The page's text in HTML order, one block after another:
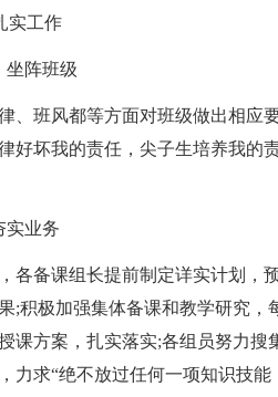
工作
阵班级
班风都等方面对班级做出相应
好坏我的责任，尖子生培养我的
业务
备课组长提前制定详实计划，
;积极加强集体备课和教学研究
课方案，扎实落实;各组员努力
力求“绝不放过任何一项知识技